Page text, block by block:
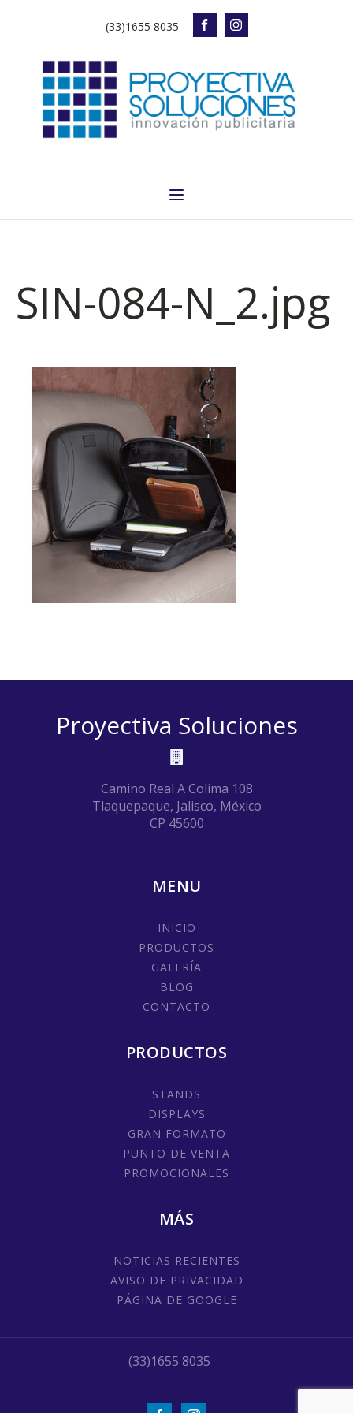
(33)1655 8035
SIN-084-N_2.jpg
Proyectiva Soluciones
Camino Real A Colima 108
Tlaquepaque, Jalisco, México
CP 45600
MENU
INICIO
PRODUCTOS
GALERÍA
BLOG
CONTACTO
PRODUCTOS
STANDS
DISPLAYS
GRAN FORMATO
PUNTO DE VENTA
PROMOCIONALES
MÁS
NOTICIAS RECIENTES
AVISO DE PRIVACIDAD
PÁGINA DE GOOGLE
(33)1655 8035